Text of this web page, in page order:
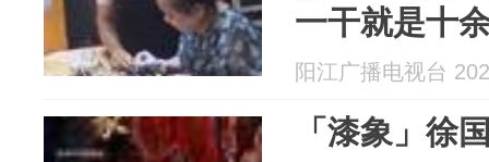
一干就是十
阳江广播电视台
「漆象」徐